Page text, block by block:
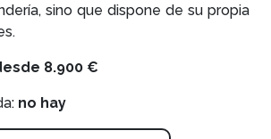
sino que dispone de su propia
8.900 €
no hay